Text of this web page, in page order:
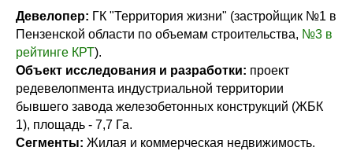
Девелопер: ГК "Территория жизни" (застройщик №1 в
Пензенской области по объемам строительства, №3 в
рейтинге КРТ).
Объект исследования и разработки: проект
редевелопмента индустриальной территории
бывшего завода железобетонных конструкций (ЖБК
1), площадь - 7,7 Га.
Сегменты: Жилая и коммерческая недвижимость.